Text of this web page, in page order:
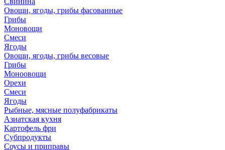
Овощи, ягоды, грибы фасованные
Грибы
Моновощи
Смеси
Ягоды
Овощи, ягоды, грибы весовые
Грибы
Моноовощи
Орехи
Смеси
Ягоды
Рыбные, мясные полуфабрикаты
Азиатская кухня
Картофель фри
Субпродукты
Соусы и приправы